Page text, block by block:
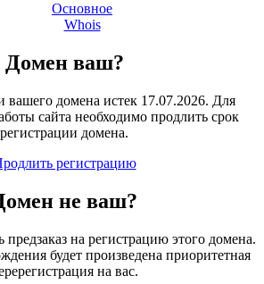
Основное
Whois
Домен ваш?
вашего домена истек 17.07.2026. Для
сайта необходимо продлить срок
регистрации домена.
регистрацию
не ваш?
на регистрацию этого домена.
будет произведена приоритетная
на вас.